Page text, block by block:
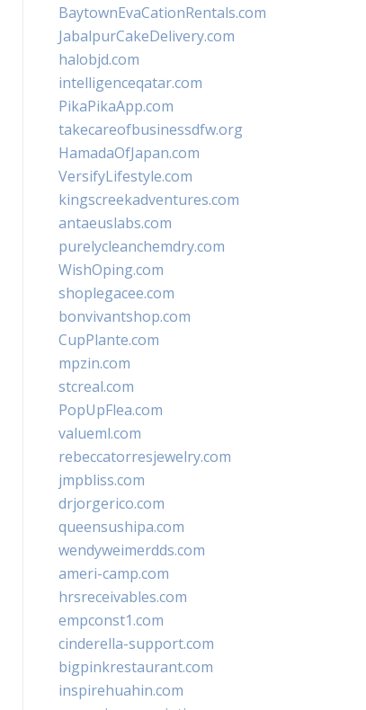
BaytownEvaCationRentals.com
JabalpurCakeDelivery.com
halobjd.com
intelligenceqatar.com
PikaPikaApp.com
takecareofbusinessdfw.org
HamadaOfJapan.com
VersifyLifestyle.com
kingscreekadventures.com
antaeuslabs.com
purelycleanchemdry.com
WishOping.com
shoplegacee.com
bonvivantshop.com
CupPlante.com
mpzin.com
stcreal.com
PopUpFlea.com
valueml.com
rebeccatorresjewelry.com
jmpbliss.com
drjorgerico.com
queensushipa.com
wendyweimerdds.com
ameri-camp.com
hrsreceivables.com
empconst1.com
cinderella-support.com
bigpinkrestaurant.com
inspirehuahin.com